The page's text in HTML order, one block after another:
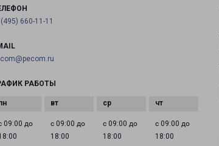
660-11-11
РАБОТЫ
09:00 до
с 09:00 до
18:00
с 09:00 до
18:00
с 09:00 до
18:00